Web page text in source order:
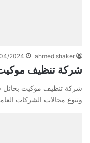
ahmed shaker
2024
شركة تنظيف
شركة تنظيف موكيت بحائل
وتنوع مجالات الشركات